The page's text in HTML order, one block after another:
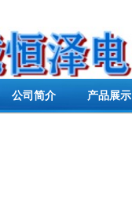
公司简介 产品展示